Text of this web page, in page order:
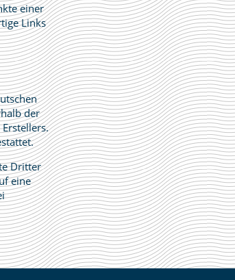
einer
Links
der
Dritter
eine